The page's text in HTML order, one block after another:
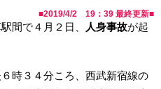
■2019/4/2 19：39 最終更新■
間で４月２日、 人身事故が起
時３４分ころ、西武新宿線の